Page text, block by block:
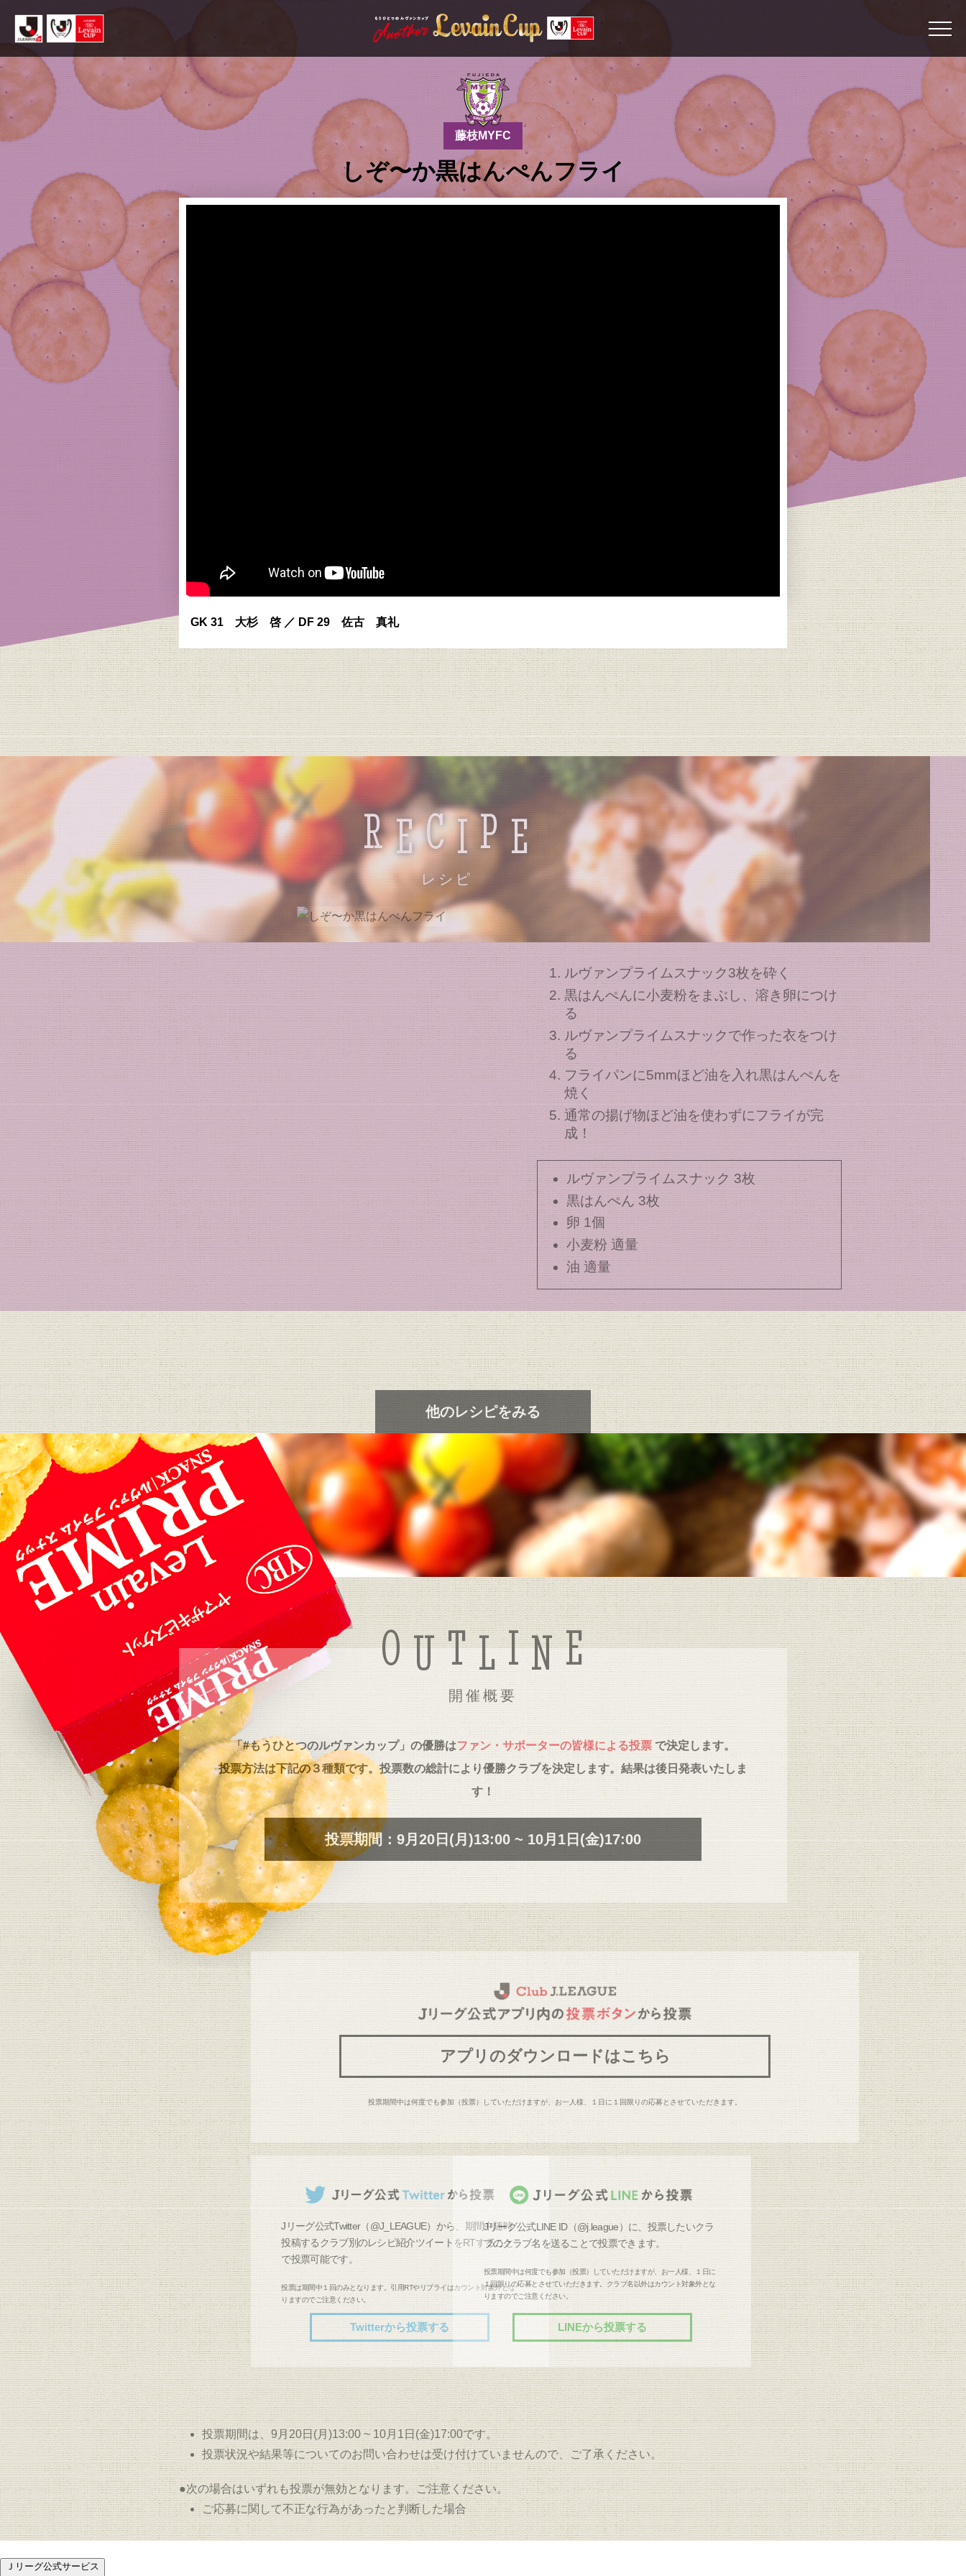
藤枝MYFC
しぞ〜か黒はんぺんフライ
GK 31 大杉 啓 ／ DF 29 佐古 真礼
RECIPE
レシピ
ルヴァンプライムスナック3枚を砕く
黒はんぺんに小麦粉をまぶし、溶き卵につけ
る
ルヴァンプライムスナックで作った衣をつけ
る
フライパンに5mmほど油を入れ黒はんぺんを
焼く
通常の揚げ物ほど油を使わずにフライが完
成！
ルヴァンプライムスナック 3枚
黒はんぺん 3枚
卵 1個
小麦粉 適量
油 適量
他のレシピをみる
OUTLINE
開催概要
「#もうひとつのルヴァンカップ」の優勝はファン・サポーターの皆様による投票で決定します。
投票方法は下記の３種類です。投票数の総計により優勝クラブを決定します。結果は後日発表いたしま
す！
投票期間： 9月20日(月)13:00 ~ 10月1日(金)17:00
アプリのダウンロードはこちら
投票期間中は何度でも参加（投票）していただけますが、お一人様、１日に１回限りの応募とさせていただきます。
Jリーグ公式Twitter（@J_LEAGUE）から、期間中随時
投稿するクラブ別のレシピ紹介ツイートをRTすること
で投票可能です。
投票は期間中１回のみとなります。引用RTやリプライはカウント対象外とな
りますのでご注意ください。
Twitterから投票する
Jリーグ公式LINE ID（@j.league）に、投票したいクラ
ブのクラブ名を送ることで投票できます。
投票期間中は何度でも参加（投票）していただけますが、お一人様、１日に
１回限りの応募とさせていただきます。クラブ名以外はカウント対象外とな
りますのでご注意ください。
LINEから投票する
投票期間は、9月20日(月)13:00 ~ 10月1日(金)17:00です。
投票状況や結果等についてのお問い合わせは受け付けていませんので、ご了承ください。
●次の場合はいずれも投票が無効となります。ご注意ください。
ご応募に関して不正な行為があったと判断した場合